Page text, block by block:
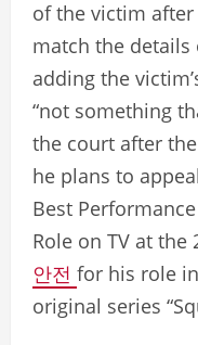
of the victim
match the details
adding the
“not something
the court after
he plans to
Best
Role on TV at the
안전 for his role
original series